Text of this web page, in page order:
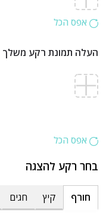
אפס הכל
העלה תמונת רקע משלך
אפס הכל
בחר רקע להצגה
חורף קיץ חגים